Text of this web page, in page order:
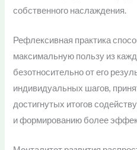
собственного наслаждения.
Рефлексивная практика
максимальную пользу из
безотносительно от его
индивидуальных шагов,
достигнутых итогов
и формированию более